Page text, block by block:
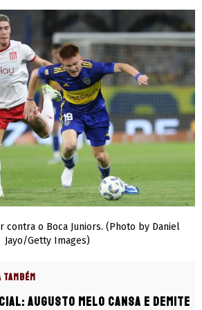
contra o Boca Juniors. (Photo by Daniel
Jayo/Getty Images)
TAMBÉM
Augusto Melo cansa e demite